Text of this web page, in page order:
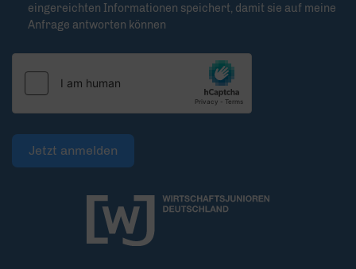
eingereichten Informationen speichert, damit sie auf meine
Anfrage antworten können
Jetzt anmelden